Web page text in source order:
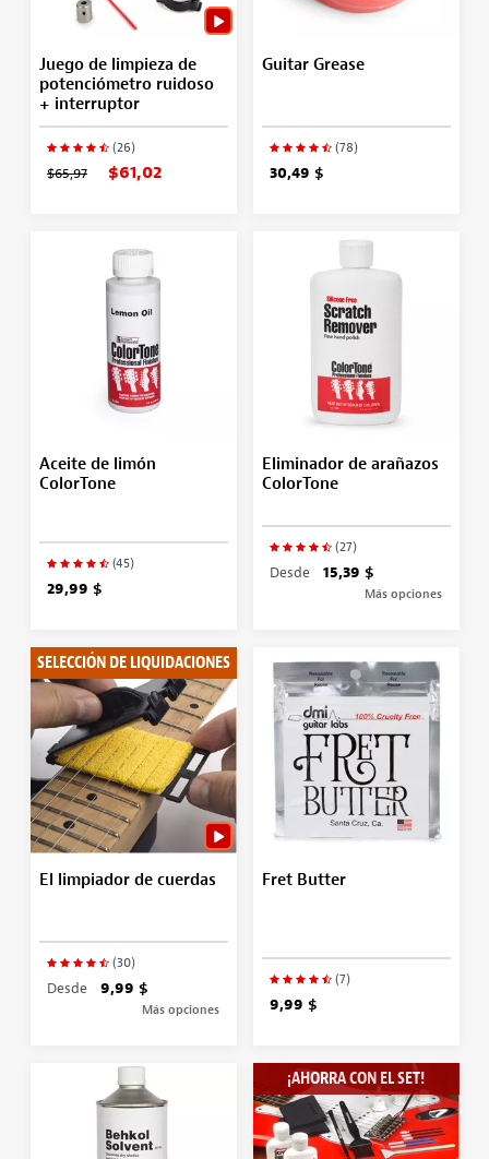
Juego de limpieza de
potenciómetro ruidoso
+ interruptor
(26)
$65,97 $61,02
Guitar Grease
(78)
30,49 $
Aceite de limón
ColorTone
(45)
29,99 $
Eliminador de arañazos
ColorTone
(27)
Desde 15,39 $
Más opciones
SELECCIÓN DE LIQUIDACIONES
El limpiador de cuerdas
(30)
Desde 9,99 $
Más opciones
Fret Butter
(7)
9,99 $
¡AHORRA CON EL SET!